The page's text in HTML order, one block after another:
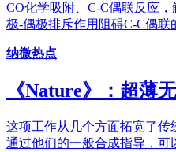
CO化学吸附、C-C偶联反应
极-偶极排斥作用阻碍C-C偶联
纳微热点
《Nature》：超薄
这项工作从几个方面拓宽了传
通过他们的一般合成指导，